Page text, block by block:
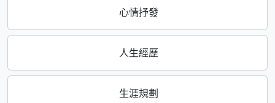
心情抒發
人生經歷
生涯規劃